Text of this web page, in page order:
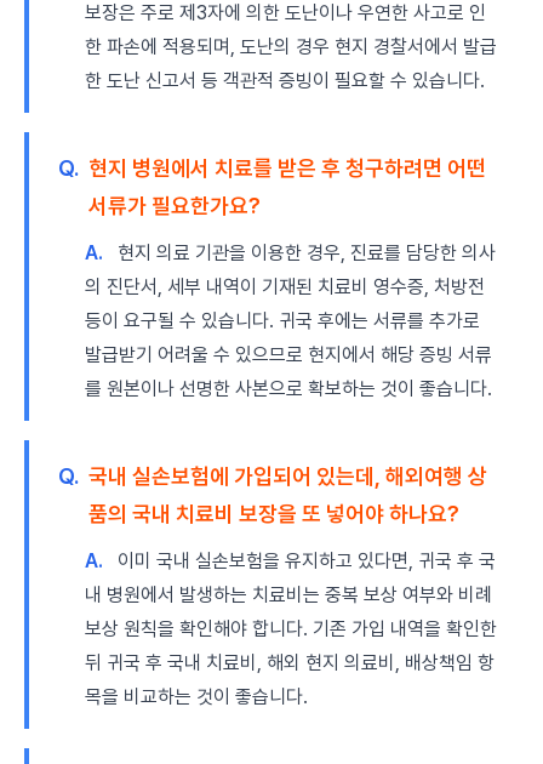
보장은 주로 제3자에 의한 도난이나 우연한 사고로 인
한 파손에 적용되며, 도난의 경우 현지 경찰서에서 발급
한 도난 신고서 등 객관적 증빙이 필요할 수 있습니다.
Q. 현지 병원에서 치료를 받은 후 청구하려면 어떤
서류가 필요한가요?
A.
현지 의료 기관을 이용한 경우, 진료를 담당한 의사
의 진단서, 세부 내역이 기재된 치료비 영수증, 처방전
등이 요구될 수 있습니다. 귀국 후에는 서류를 추가로
발급받기 어려울 수 있으므로 현지에서 해당 증빙 서류
를 원본이나 선명한 사본으로 확보하는 것이 좋습니다.
Q. 국내 실손보험에 가입되어 있는데, 해외여행 상
품의 국내 치료비 보장을 또 넣어야 하나요?
A.
이미 국내 실손보험을 유지하고 있다면, 귀국 후 국
내 병원에서 발생하는 치료비는 중복 보상 여부와 비례
보상 원칙을 확인해야 합니다. 기존 가입 내역을 확인한
뒤 귀국 후 국내 치료비, 해외 현지 의료비, 배상책임 항
목을 비교하는 것이 좋습니다.